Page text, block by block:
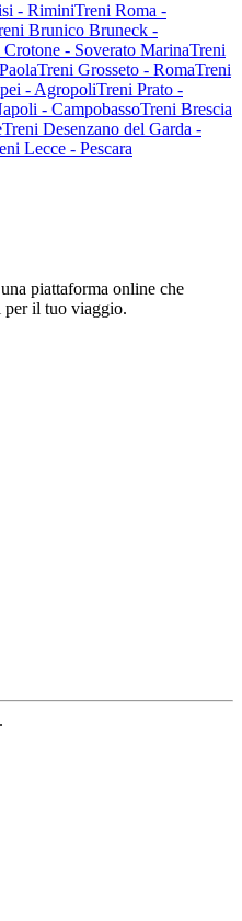
- RiminiTreni Roma -
Brunico Bruneck -
Crotone - Soverato MarinaTreni
Treni Grosseto - RomaTreni
- AgropoliTreni Prato -
- CampobassoTreni Brescia
Treni Desenzano del Garda -
Lecce - Pescara
piattaforma online che
il tuo viaggio.